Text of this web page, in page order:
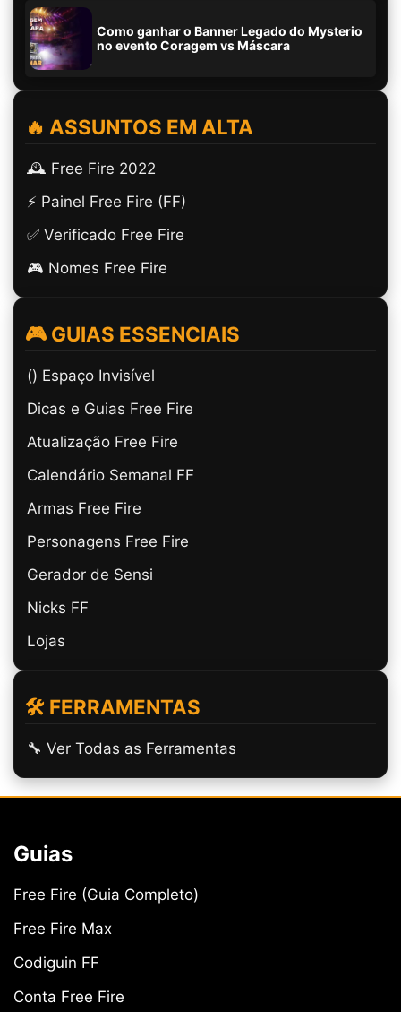
Como ganhar o Banner Legado do Mysterio
no evento Coragem vs Máscara
🔥 ASSUNTOS EM ALTA
🕰️ Free Fire 2022
⚡ Painel Free Fire (FF)
✅ Verificado Free Fire
🎮 Nomes Free Fire
🎮 GUIAS ESSENCIAIS
(ㅤ) Espaço Invisível
Dicas e Guias Free Fire
Atualização Free Fire
Calendário Semanal FF
Armas Free Fire
Personagens Free Fire
Gerador de Sensi
Nicks FF
Lojas
🛠️ FERRAMENTAS
🔧 Ver Todas as Ferramentas
Guias
Free Fire (Guia Completo)
Free Fire Max
Codiguin FF
Conta Free Fire